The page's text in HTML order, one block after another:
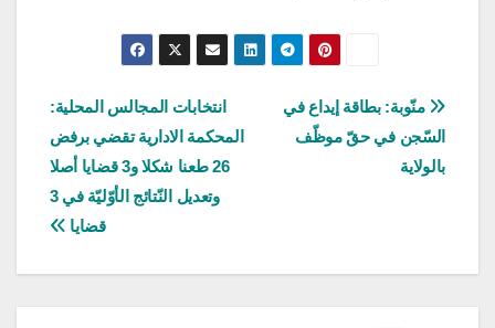
تصفّح
المقالات
انتخابات المجالس المحلية:
المحكمة الادارية تقضي برفض
26 طعنا شكلا و3 قضايا أصلا
وتعديل النّتائج الأوّليّة في 3
قضايا
منّوبة: بطاقة إيداع في
السّجن في حقّ موظّف
بالولاية